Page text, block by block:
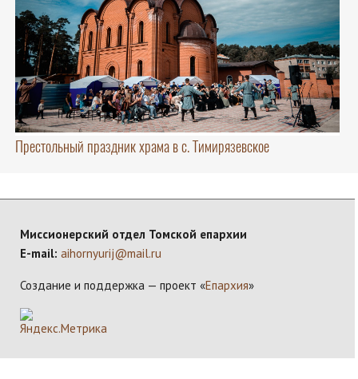
Престольный праздник храма в с. Тимирязевское
Миссионерский отдел Томской епархии
E-mail: aihornyurij@mail.ru
Создание и поддержка — проект «Епархия»